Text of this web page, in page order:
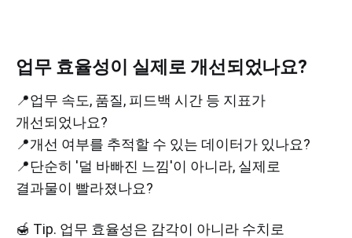
업무 효율성이 실제로 개선되었나요?
📍업무 속도, 품질, 피드백 시간 등 지표가
개선되었나요?
📍개선 여부를 추적할 수 있는 데이터가 있나요?
📍단순히 '덜 바빠진 느낌'이 아니라, 실제로
결과물이 빨라졌나요?
🍯 Tip. 업무 효율성은 감각이 아니라 수치로